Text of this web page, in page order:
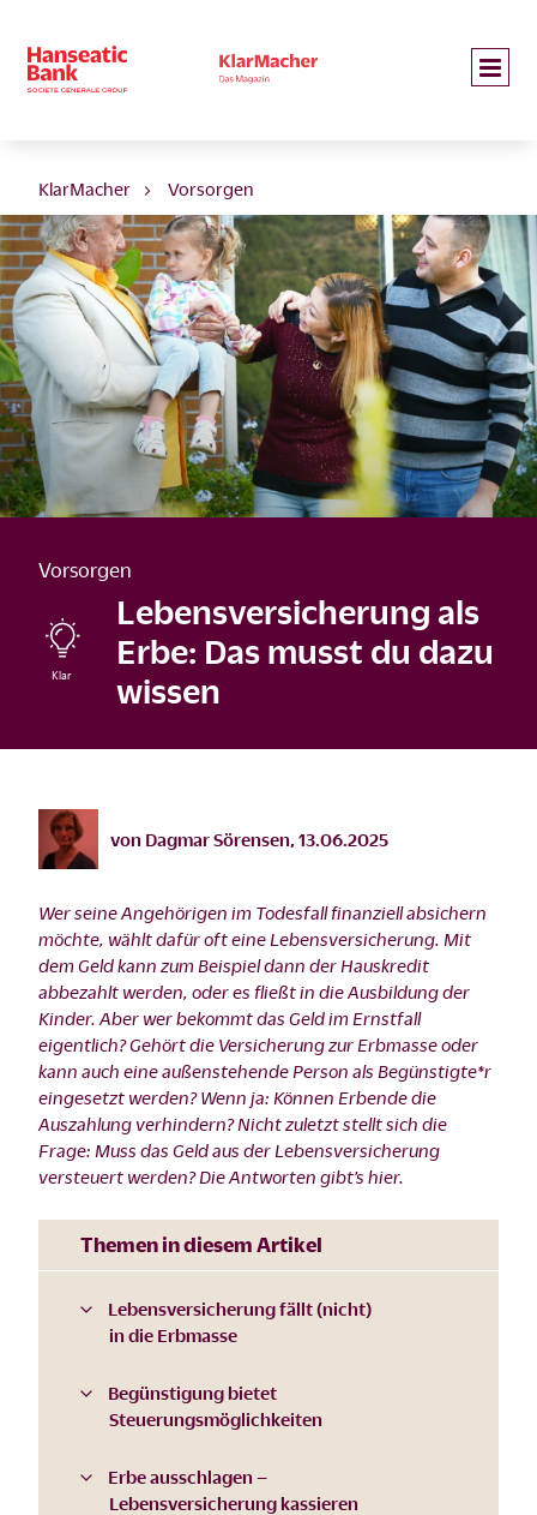
KlarMacher Vorsorgen
Vorsorgen
Lebensversicherung als
Erbe: Das musst du dazu
wissen
von Dagmar Sörensen 13.06.2025
Wer seine Angehörigen im Todesfall finanziell absichern
möchte, wählt dafür oft eine Lebensversicherung. Mit
dem Geld kann zum Beispiel dann der Hauskredit
abbezahlt werden, oder es fließt in die Ausbildung der
Kinder. Aber wer bekommt das Geld im Ernstfall
eigentlich? Gehört die Versicherung zur Erbmasse oder
kann auch eine außenstehende Person als Begünstigte*r
eingesetzt werden? Wenn ja: Können Erbende die
Auszahlung verhindern? Nicht zuletzt stellt sich die
Frage: Muss das Geld aus der Lebensversicherung
versteuert werden? Die Antworten gibt’s hier.
Themen in diesem Artikel
Lebensversicherung fällt (nicht)
in die Erbmasse
Begünstigung bietet
Steuerungsmöglichkeiten
Erbe ausschlagen –
Lebensversicherung kassieren